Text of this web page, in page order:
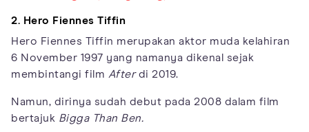
2. Hero Fiennes Tiffin
Hero Fiennes Tiffin merupakan aktor muda kelahiran
6 November 1997 yang namanya dikenal sejak
membintangi film Afterdi 2019.
Namun, dirinya sudah debut pada 2008 dalam film
bertajuk Bigga Than Ben.